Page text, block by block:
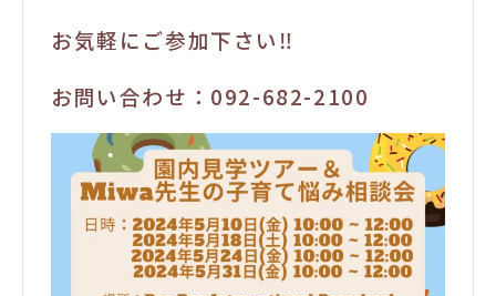
お気軽にご参加下さい‼️
お問い合わせ：092-682-2100